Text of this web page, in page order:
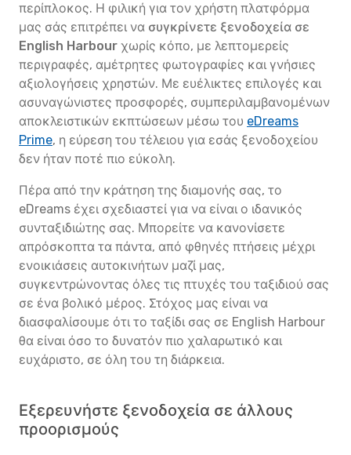
περίπλοκος. Η φιλική για τον χρήστη πλατφόρμα
μας σάς επιτρέπει να συγκρίνετε ξενοδοχεία σε
English Harbour χωρίς κόπο, με λεπτομερείς
περιγραφές, αμέτρητες φωτογραφίες και γνήσιες
αξιολογήσεις χρηστών. Με ευέλικτες επιλογές και
ασυναγώνιστες προσφορές, συμπεριλαμβανομένων
αποκλειστικών εκπτώσεων μέσω του eDreams
Prime, η εύρεση του τέλειου για εσάς ξενοδοχείου
δεν ήταν ποτέ πιο εύκολη.
Πέρα από την κράτηση της διαμονής σας, το
eDreams έχει σχεδιαστεί για να είναι ο ιδανικός
συνταξιδιώτης σας. Μπορείτε να κανονίσετε
απρόσκοπτα τα πάντα, από φθηνές πτήσεις μέχρι
ενοικιάσεις αυτοκινήτων μαζί μας,
συγκεντρώνοντας όλες τις πτυχές του ταξιδιού σας
σε ένα βολικό μέρος. Στόχος μας είναι να
διασφαλίσουμε ότι το ταξίδι σας σε English Harbour
θα είναι όσο το δυνατόν πιο χαλαρωτικό και
ευχάριστο, σε όλη του τη διάρκεια.
Εξερευνήστε ξενοδοχεία σε άλλους
προορισμούς